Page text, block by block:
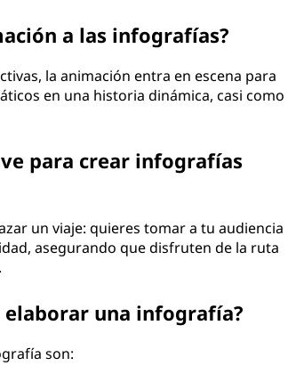
a las infografías?
la animación entra en escena para
en una historia dinámica, casi como
para crear infografías
un viaje: quieres tomar a tu audiencia
asegurando que disfruten de la ruta
elaborar una infografía?
son: